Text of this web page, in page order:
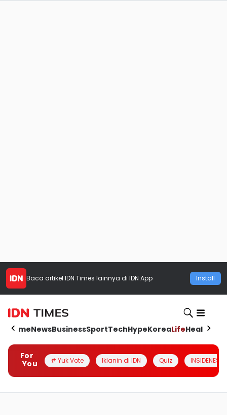
Baca artikel IDN Times lainnya di IDN App Install
HomeNewsBusinessSportTechHypeKoreaLifeHealth
For
You
# Yuk Vote Iklanin di IDN Quiz INSIDENESIA